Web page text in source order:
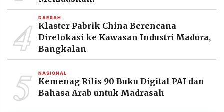
4 DAERAH
Klaster Pabrik China Berencana
Direlokasi ke Kawasan Industri Madura,
Bangkalan
5 NASIONAL
Kemenag Rilis 90 Buku Digital PAI dan
Bahasa Arab untuk Madrasah